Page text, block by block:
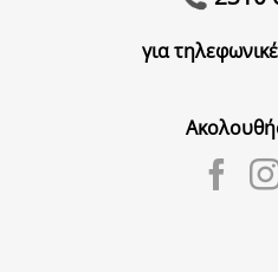
για